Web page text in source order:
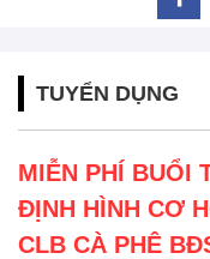
TUYỂN DỤNG
MIỄN PHÍ BUỔI
ĐỊNH HÌNH CƠ
CLB CÀ PHÊ